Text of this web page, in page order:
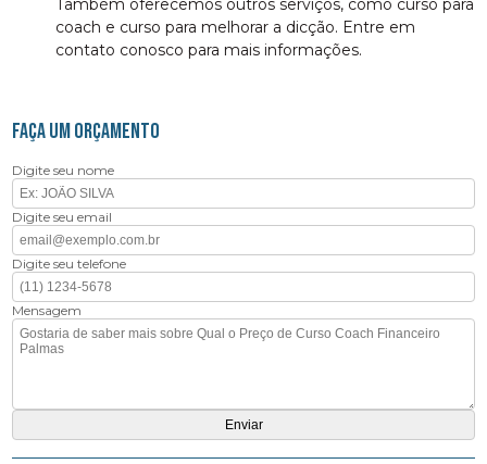
Também oferecemos outros serviços, como curso para
coach e curso para melhorar a dicção. Entre em
contato conosco para mais informações.
FAÇA UM ORÇAMENTO
Digite seu nome
Digite seu email
Digite seu telefone
Mensagem